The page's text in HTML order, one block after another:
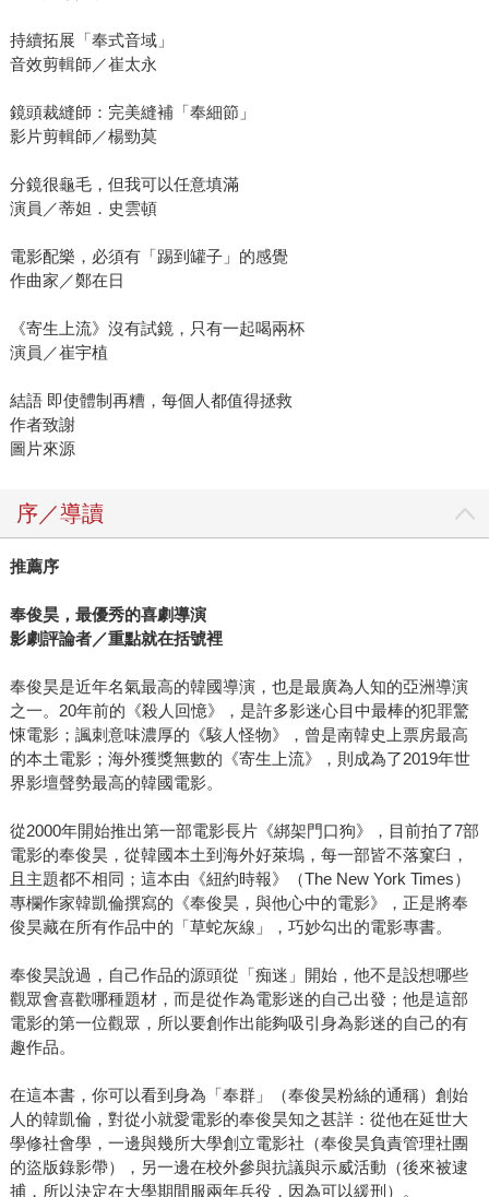
持續拓展「奉式音域」
音效剪輯師／崔太永
鏡頭裁縫師：完美縫補「奉細節」
影片剪輯師／楊勁莫
分鏡很龜毛，但我可以任意填滿
演員／蒂妲．史雲頓
電影配樂，必須有「踢到罐子」的感覺
作曲家／鄭在日
《寄生上流》沒有試鏡，只有一起喝兩杯
演員／崔宇植
結語 即使體制再糟，每個人都值得拯救
作者致謝
圖片來源
序／導讀
推薦序
奉俊昊，最優秀的喜劇導演
影劇評論者／重點就在括號裡
奉俊昊是近年名氣最高的韓國導演，也是最廣為人知的亞洲導演
之一。20年前的《殺人回憶》，是許多影迷心目中最棒的犯罪驚
悚電影；諷刺意味濃厚的《駭人怪物》，曾是南韓史上票房最高
的本土電影；海外獲獎無數的《寄生上流》，則成為了2019年世
界影壇聲勢最高的韓國電影。
從2000年開始推出第一部電影長片《綁架門口狗》，目前拍了7部
電影的奉俊昊，從韓國本土到海外好萊塢，每一部皆不落窠臼，
且主題都不相同；這本由《紐約時報》（The New York Times）
專欄作家韓凱倫撰寫的《奉俊昊，與他心中的電影》，正是將奉
俊昊藏在所有作品中的「草蛇灰線」，巧妙勾出的電影專書。
奉俊昊說過，自己作品的源頭從「痴迷」開始，他不是設想哪些
觀眾會喜歡哪種題材，而是從作為電影迷的自己出發；他是這部
電影的第一位觀眾，所以要創作出能夠吸引身為影迷的自己的有
趣作品。
在這本書，你可以看到身為「奉群」（奉俊昊粉絲的通稱）創始
人的韓凱倫，對從小就愛電影的奉俊昊知之甚詳：從他在延世大
學修社會學，一邊與幾所大學創立電影社（奉俊昊負責管理社團
的盜版錄影帶），另一邊在校外參與抗議與示威活動（後來被逮
捕，所以決定在大學期間服兩年兵役，因為可以緩刑）。